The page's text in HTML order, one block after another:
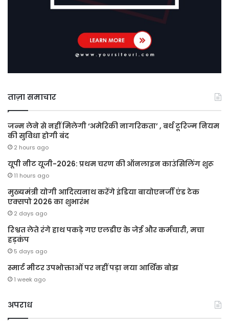
ताज़ा समाचार
जन्म लेने से नहीं मिलेगी ‘अमेरिकी नागरिकता’ , बर्थ टूरिज्म नियम
की सुविधा होगी बंद
2 hours ago
यूपी नीट यूजी-2026: प्रथम चरण की ऑनलाइन काउंसिलिंग शुरू
11 hours ago
मुख्यमंत्री योगी आदित्यनाथ करेंगे इंडिया बायोएनर्जी एंड टेक
एक्सपो 2026 का शुभारंभ
2 days ago
रिश्वत लेते रंगे हाथ पकड़े गए एलडीए के जेई और कर्मचारी, मचा
हड़कंप
5 days ago
स्मार्ट मीटर उपभोक्ताओं पर नहीं पड़ा नया आर्थिक बोझ
1 week ago
अपराध